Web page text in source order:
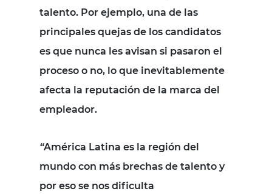
talento. Por ejemplo, una de las
principales quejas de los candidatos
es que nunca les avisan si pasaron el
proceso o no, lo que inevitablemente
afecta la reputación de la marca del
empleador.
“América Latina es la región del
mundo con más brechas de talento y
por eso se nos dificulta